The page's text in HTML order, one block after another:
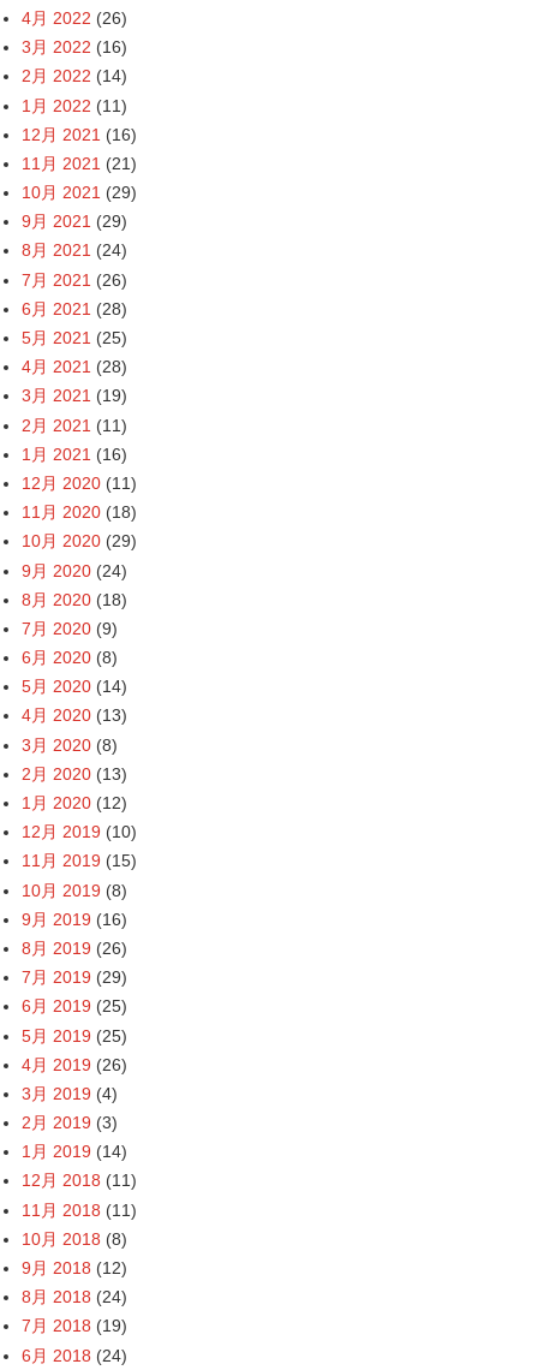
4月 2022 (26)
3月 2022 (16)
2月 2022 (14)
1月 2022 (11)
12月 2021 (16)
11月 2021 (21)
10月 2021 (29)
9月 2021 (29)
8月 2021 (24)
7月 2021 (26)
6月 2021 (28)
5月 2021 (25)
4月 2021 (28)
3月 2021 (19)
2月 2021 (11)
1月 2021 (16)
12月 2020 (11)
11月 2020 (18)
10月 2020 (29)
9月 2020 (24)
8月 2020 (18)
7月 2020 (9)
6月 2020 (8)
5月 2020 (14)
4月 2020 (13)
3月 2020 (8)
2月 2020 (13)
1月 2020 (12)
12月 2019 (10)
11月 2019 (15)
10月 2019 (8)
9月 2019 (16)
8月 2019 (26)
7月 2019 (29)
6月 2019 (25)
5月 2019 (25)
4月 2019 (26)
3月 2019 (4)
2月 2019 (3)
1月 2019 (14)
12月 2018 (11)
11月 2018 (11)
10月 2018 (8)
9月 2018 (12)
8月 2018 (24)
7月 2018 (19)
6月 2018 (24)